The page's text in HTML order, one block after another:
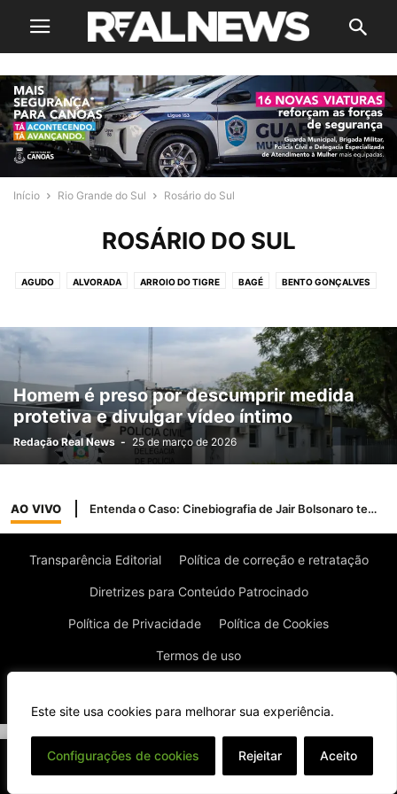
Este site usa cookies para melhorar sua experiência.
Configurações de cookies Rejeitar Aceito
Início Rio Grande do Sul Rosário do Sul
ROSÁRIO DO SUL
AGUDO ALVORADA ARROIO DO TIGRE BAGÉ BENTO GONÇALVES
CAPÃO DA PORTEIRA CARAZINHO CAXIAS DO SUL CHUVISCA
CRUZ ALTA ESPERANÇA DO SUL
GARIBALDI GRAMADO
GRAVATAI GUAÍBA IJUÍ IRAÍ ITAARA ITACURUBI IVOTI
JAGUARI LAJEADO LITORAL MINAS GERAIS MONTENEGRO
MUÇUM NOVA ESPERANÇA DO SUL NOVA PETRÓPOLIS
NOVA SANTA RITA NOVO HAMBURGO OSÓRIO PANAMBI
RIO GRANDE ROSÁRIO DO SUL SANTA MARIA SANTIAGO
SÃO BORJA SÃO FRANCISCO DE ASSIS SÃO GABRIEL
SÃO LEOPOLDO SAPIRANGA SAPUCAIA DO SUL SERRA
Homem é preso por descumprir medida
protetiva e divulgar vídeo íntimo
Redação Real News - 25 de março de 2026
AO VIVO Entenda o Caso: Cinebiografia de Jair Bolsonaro tem problemas com a Ancine
Transparência Editorial Política de correção e retratação
Diretrizes para Conteúdo Patrocinado
Política de Privacidade Política de Cookies
Termos de uso